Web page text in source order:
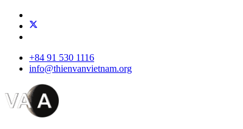
+84 91 530 1116
info@thienvanvietnam.org